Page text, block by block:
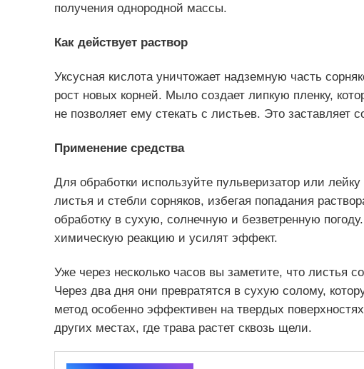
получения однородной массы.
Как действует раствор
Уксусная кислота уничтожает надземную часть
рост новых корней. Мыло создает липкую пленку,
не позволяет ему стекать с листьев. Это заставляет
Применение средства
Для обработки используйте пульверизатор или
листья и стебли сорняков, избегая попадания
обработку в сухую, солнечную и безветренную
химическую реакцию и усилят эффект.
Уже через несколько часов вы заметите, что листья
Через два дня они превратятся в сухую солому,
метод особенно эффективен на твердых
других местах, где трава растет сквозь щели.